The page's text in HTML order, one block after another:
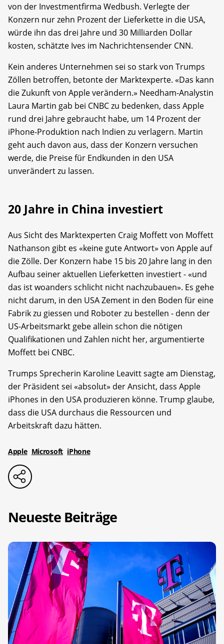
von der Investmentfirma Wedbush. Verlegte der
Konzern nur zehn Prozent der Lieferkette in die USA,
würde ihn das drei Jahre und 30 Milliarden Dollar
kosten, schätzte Ives im Nachrichtensender CNN.
Kein anderes Unternehmen sei so stark von Trumps
Zöllen betroffen, betonte der Marktexperte. «Das kann
die Zukunft von Apple verändern.» Needham-Analystin
Laura Martin gab bei CNBC zu bedenken, dass Apple
rund drei Jahre gebraucht habe, um 14 Prozent der
iPhone-Produktion nach Indien zu verlagern. Martin
geht auch davon aus, dass der Konzern versuchen
werde, die Preise für Endkunden in den USA
unverändert zu lassen.
20 Jahre in China investiert
Aus Sicht des Marktexperten Craig Moffett von Moffett
Nathanson gibt es «keine gute Antwort» von Apple auf
die Zölle. Der Konzern habe 15 bis 20 Jahre lang in den
Aufbau seiner aktuellen Lieferketten investiert - «und
das ist woanders schlicht nicht nachzubauen». Es gehe
nicht darum, in den USA Zement in den Boden für eine
Fabrik zu giessen und Roboter zu bestellen - denn der
US-Arbeitsmarkt gebe allein schon die nötigen
Qualifikationen und Zahlen nicht her, argumentierte
Moffett bei CNBC.
Trumps Sprecherin Karoline Leavitt sagte am Dienstag,
der Präsident sei «absolut» der Ansicht, dass Apple
iPhones in den USA produzieren könne. Trump glaube,
dass die USA durchaus die Ressourcen und
Arbeitskraft dazu hätten.
Apple Microsoft iPhone
Neueste Beiträge